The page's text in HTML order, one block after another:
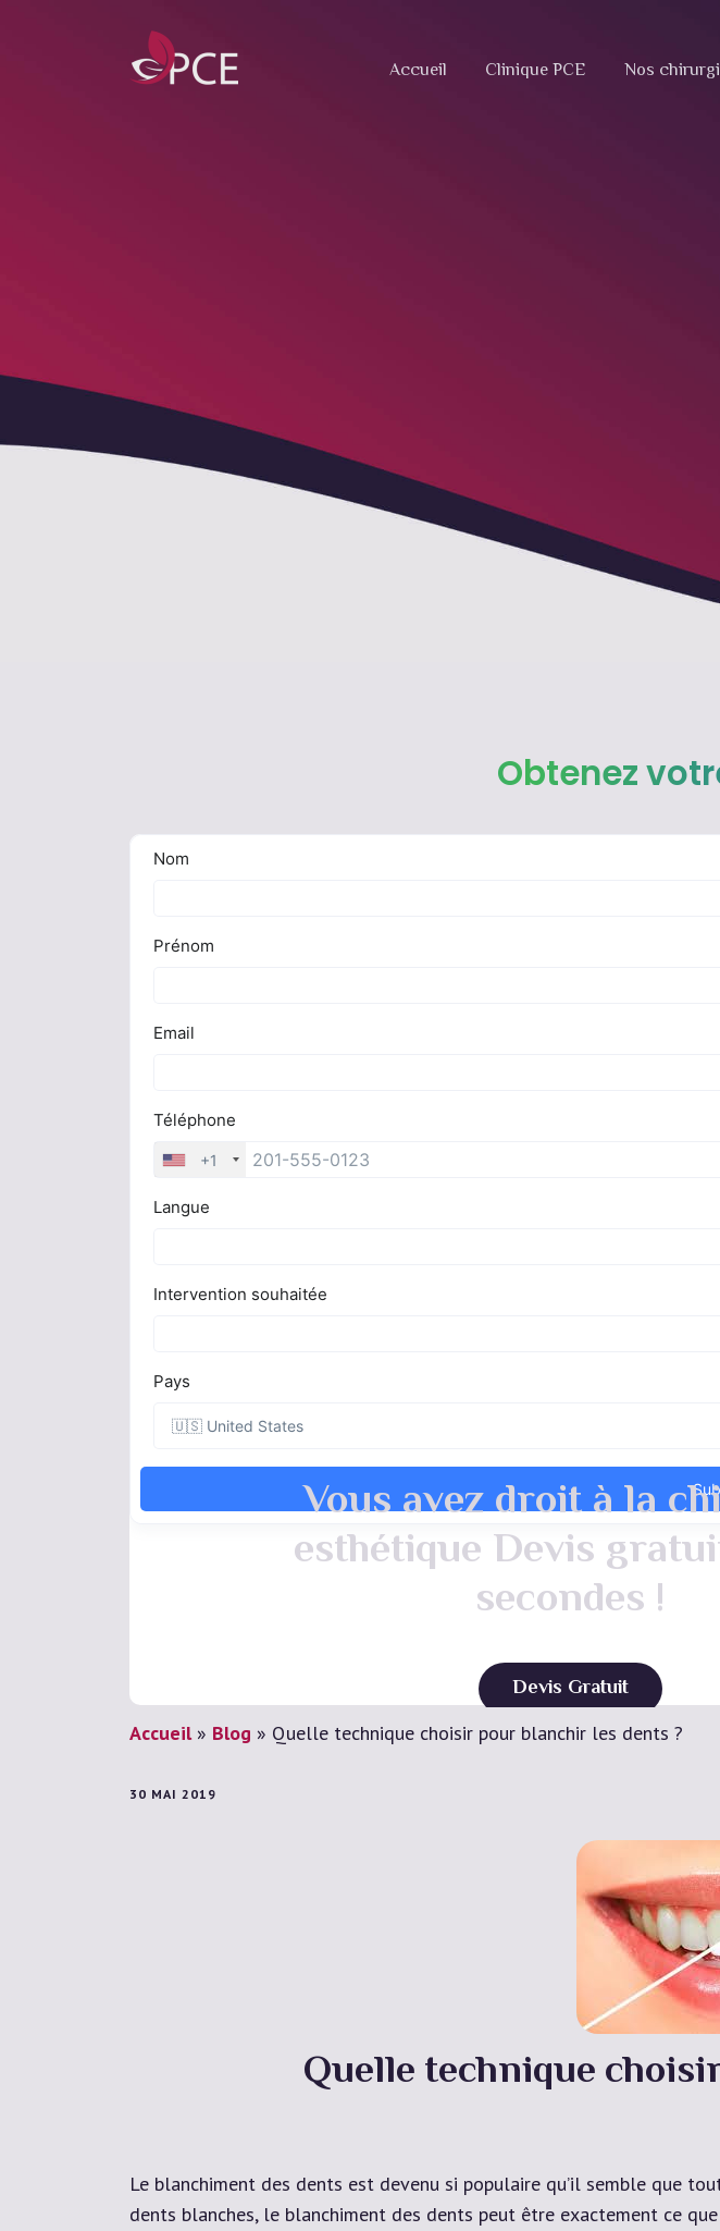
Accueil Clinique PCE Nos
Vous avez droit à la
esthétique Devis
secondes !
Devis Gratuit
Obtenez
Accueil» Blog » Quelle technique choisir pour blanchir les dents ?
30 MAI 2019
Quelle technique
Le blanchiment des dents est devenu si populaire qu’il semble que
dents blanches, le blanchiment des dents peut être exactement ce